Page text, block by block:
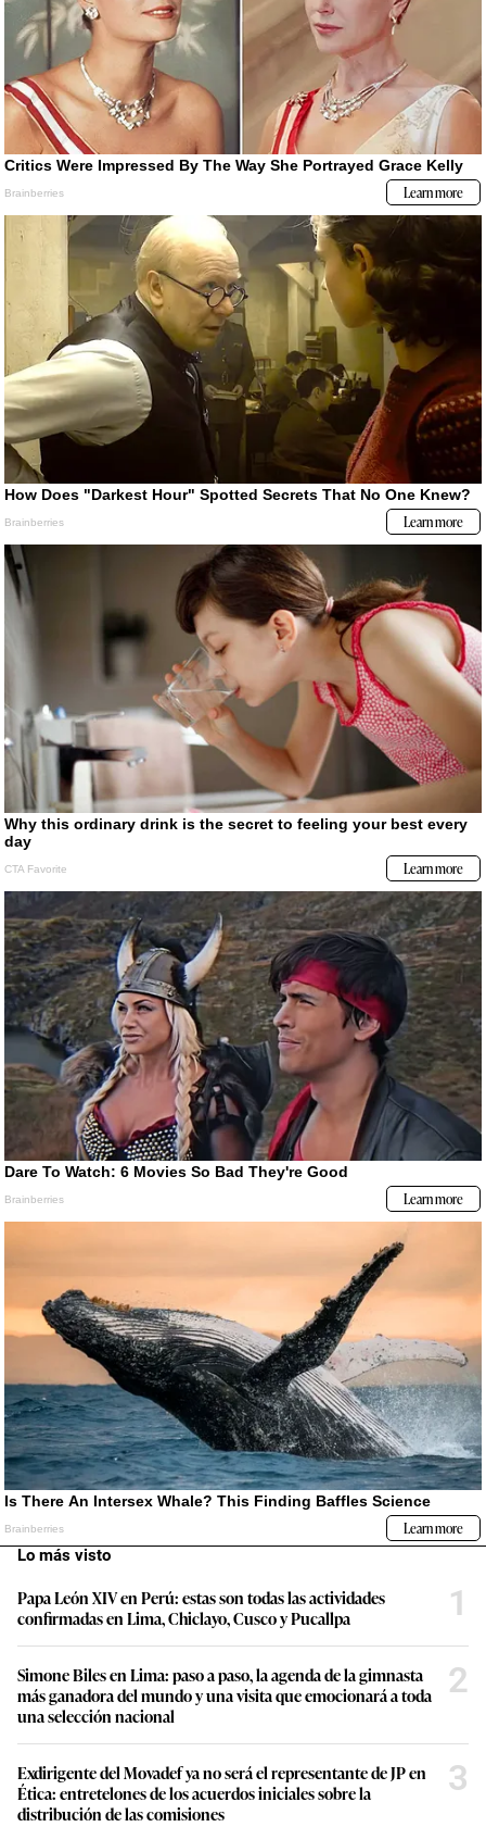
Lo más visto
Papa León XIV en Perú: estas son todas las actividades
confirmadas en Lima, Chiclayo, Cusco y Pucallpa
1
Simone Biles en Lima: paso a paso, la agenda de la gimnasta
más ganadora del mundo y una visita que emocionará a toda
una selección nacional
2
Exdirigente del Movadef ya no será el representante de JP en
Ética: entretelones de los acuerdos iniciales sobre la
distribución de las comisiones
3